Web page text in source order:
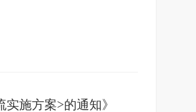
施方案>的通知》